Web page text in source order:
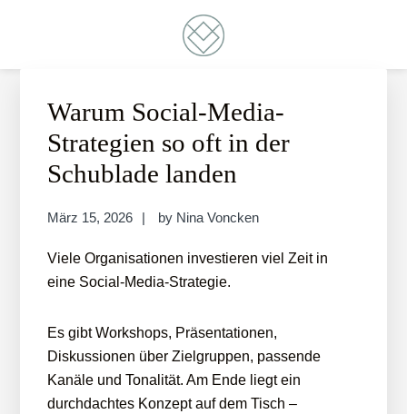
Warum Social-Media-
Strategien so oft in der
Schublade landen
März 15, 2026 by Nina Voncken
Viele Organisationen investieren viel Zeit in
eine Social-Media-Strategie.
Es gibt Workshops, Präsentationen,
Diskussionen über Zielgruppen, passende
Kanäle und Tonalität. Am Ende liegt ein
durchdachtes Konzept auf dem Tisch –